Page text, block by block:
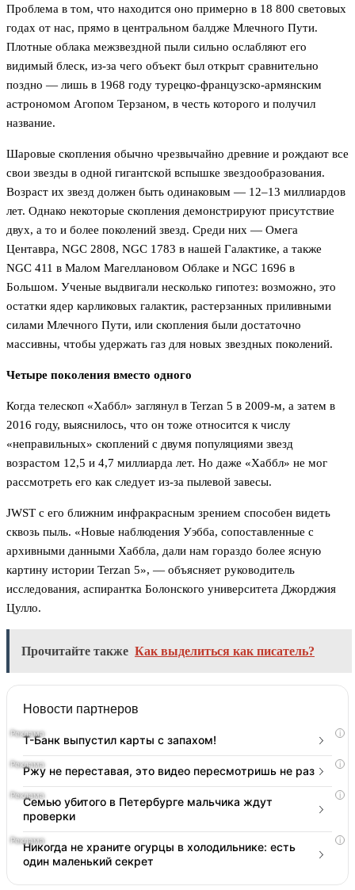
Проблема в том, что находится оно примерно в 18 800 световых
годах от нас, прямо в центральном балдже Млечного Пути.
Плотные облака межзвездной пыли сильно ослабляют его
видимый блеск, из-за чего объект был открыт сравнительно
поздно — лишь в 1968 году турецко-французско-армянским
астрономом Агопом Терзаном, в честь которого и получил
название.
Шаровые скопления обычно чрезвычайно древние и рождают все
свои звезды в одной гигантской вспышке звездообразования.
Возраст их звезд должен быть одинаковым — 12–13 миллиардов
лет. Однако некоторые скопления демонстрируют присутствие
двух, а то и более поколений звезд. Среди них — Омега
Центавра, NGC 2808, NGC 1783 в нашей Галактике, а также
NGC 411 в Малом Магеллановом Облаке и NGC 1696 в
Большом. Ученые выдвигали несколько гипотез: возможно, это
остатки ядер карликовых галактик, растерзанных приливными
силами Млечного Пути, или скопления были достаточно
массивны, чтобы удержать газ для новых звездных поколений.
Четыре поколения вместо одного
Когда телескоп «Хаббл» заглянул в Terzan 5 в 2009-м, а затем в
2016 году, выяснилось, что он тоже относится к числу
«неправильных» скоплений с двумя популяциями звезд
возрастом 12,5 и 4,7 миллиарда лет. Но даже «Хаббл» не мог
рассмотреть его как следует из-за пылевой завесы.
JWST с его ближним инфракрасным зрением способен видеть
сквозь пыль. «Новые наблюдения Уэбба, сопоставленные с
архивными данными Хаббла, дали нам гораздо более ясную
картину истории Terzan 5», — объясняет руководитель
исследования, аспирантка Болонского университета Джорджия
Цулло.
Прочитайте также Как выделиться как писатель?
Новости партнеров
i
Т-Банк выпустил карты с запахом!
i
Ржу не переставая, это видео пересмотришь не раз
i
Семью убитого в Петербурге мальчика ждут
проверки
i
Никогда не храните огурцы в холодильнике: есть
один маленький секрет